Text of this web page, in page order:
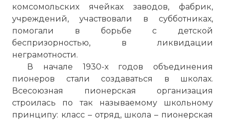
комсомольских ячейках заводов, фабрик,
учреждений, участвовали в субботниках,
помогали в борьбе с детской
беспризорностью, в ликвидации
неграмотности.
В начале 1930-х годов объединения
пионеров стали создаваться в школах.
Всесоюзная пионерская организация
строилась по так называемому школьному
принципу: класс – отряд, школа – пионерская